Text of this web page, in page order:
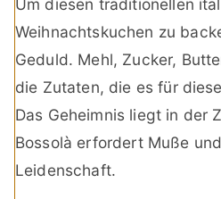
Um diesen traditionellen
Weihnachtskuchen zu
Geduld. Mehl, Zucker,
die Zutaten, die es für
Das Geheimnis liegt in der
Bossolà erfordert Muße
Leidenschaft.